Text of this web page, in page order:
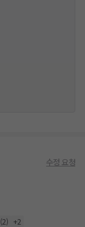
수정 요청
(2) +2